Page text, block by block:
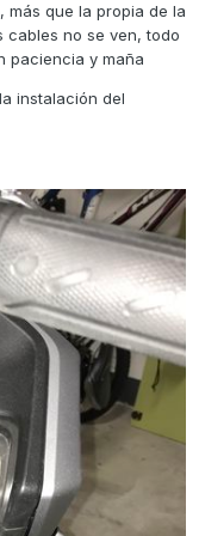
más que la propia de la
cables no se ven, todo
paciencia y maña
instalación del